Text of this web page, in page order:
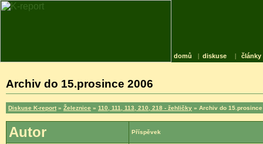
domů | diskuse | články
Archiv do 15.prosince 2006
Diskuse K-report » Železnice » 110, 111, 113, 210, 218 - žehličky » Archiv do
Autor Příspěvek